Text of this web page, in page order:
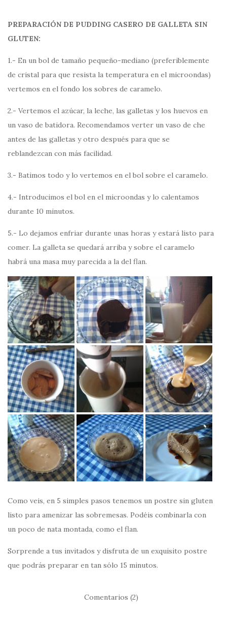
PREPARACIÓN DE PUDDING CASERO DE GALLETA SIN
GLUTEN:
1.- En un bol de tamaño pequeño-mediano (preferiblemente
de cristal para que resista la temperatura en el microondas)
vertemos en el fondo los sobres de caramelo.
2.- Vertemos el azúcar, la leche, las galletas y los huevos en
un vaso de batidora. Recomendamos verter un vaso de che
antes de las galletas y otro después para que se
reblandezcan con más facilidad.
3.- Batimos todo y lo vertemos en el bol sobre el caramelo.
4.- Introducimos el bol en el microondas y lo calentamos
durante 10 minutos.
5.- Lo dejamos enfriar durante unas horas y estará listo para
comer. La galleta se quedará arriba y sobre el caramelo
habrá una masa muy parecida a la del flan.
Como veis, en 5 simples pasos tenemos un postre sin gluten
listo para amenizar las sobremesas. Podéis combinarla con
un poco de nata montada, como el flan.
Sorprende a tus invitados y disfruta de un exquisito postre
que podrás preparar en tan sólo 15 minutos.
Comentarios (2)